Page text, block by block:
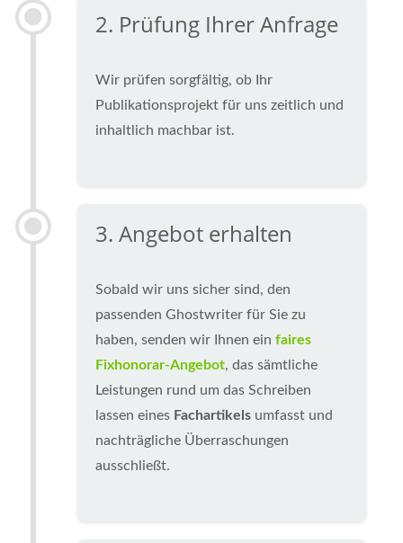
2. Prüfung Ihrer Anfrage
Wir prüfen sorgfältig, ob Ihr
Publikationsprojekt für uns zeitlich und
inhaltlich machbar ist.
3. Angebot erhalten
Sobald wir uns sicher sind, den
passenden Ghostwriter für Sie zu
haben, senden wir Ihnen ein faires
Fixhonorar-Angebot, das sämtliche
Leistungen rund um das Schreiben
lassen eines Fachartikels umfasst und
nachträgliche Überraschungen
ausschließt.